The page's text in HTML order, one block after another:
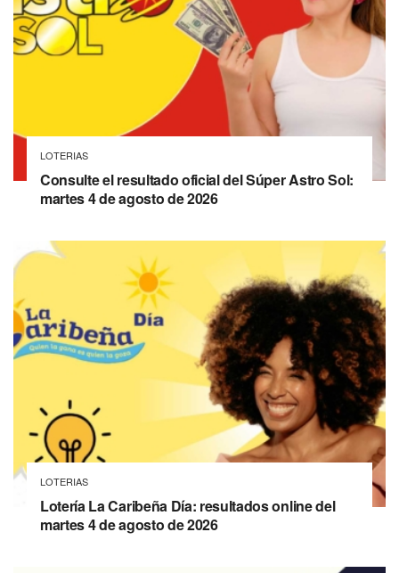
LOTERIAS
Consulte el resultado oficial del Súper Astro Sol:
martes 4 de agosto de 2026
LOTERIAS
Lotería La Caribeña Día: resultados online del
martes 4 de agosto de 2026